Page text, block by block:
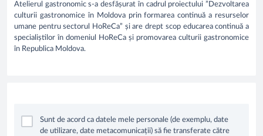
Atelierul gastronomic s-a desfășurat în cadrul proiectului ”Dezvoltarea
culturii gastronomice în Moldova prin formarea continuă a resurselor
umane pentru sectorul HoReCa” și are drept scop educarea continuă a
specialiștilor în domeniul HoReCa și promovarea culturii gastronomice
în Republica Moldova.
Sunt de acord ca datele mele personale (de exemplu, date
de utilizare, date metacomunicații) să fie transferate către